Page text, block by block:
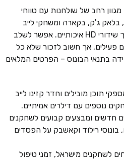
חובבי קזינו לייב ימצאו ב‑Tsars מגוון רחב של שולחנות עם טווחי
בלאק ג'ק, בקארה ומשחקי לייב
נוספים עם דילרים אמיתיים, דרך שידורי HD איכותיים. אפשר לשלב
פעילים, אך חשוב לזכור שלא כל
בתנאי הבונוס – הפרטים המלאים
תוכן מובילים וחדר קזינו לייב
נוספים עם דילרים אמיתיים.
חדשים ומבצעים קבועים לשחקנים
בונוסי רילוד וקאשבק על הפסדים
לשחקנים מישראל, זמני טיפול